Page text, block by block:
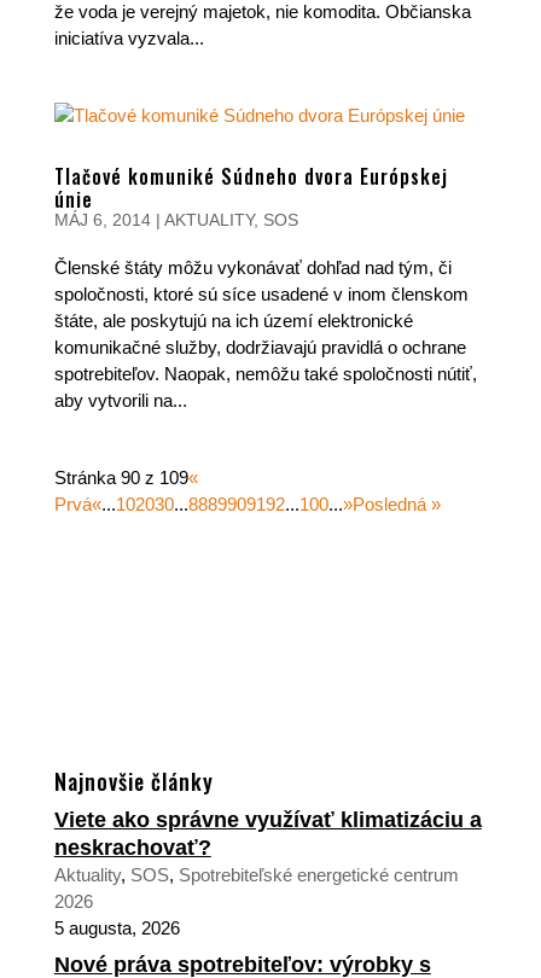
že voda je verejný majetok, nie komodita. Občianska
iniciatíva vyzvala...
Tlačové komuniké Súdneho dvora Európskej
únie
MÁJ 6, 2014| AKTUALITY, SOS
Členské štáty môžu vykonávať dohľad nad tým, či
spoločnosti, ktoré sú síce usadené v inom členskom
štáte, ale poskytujú na ich území elektronické
komunikačné služby, dodržiavajú pravidlá o ochrane
spotrebiteľov. Naopak, nemôžu také spoločnosti nútiť,
aby vytvorili na...
Stránka 90 z 109«
Prvá«...102030...8889909192...100...»Posledná »
Najnovšie články
Viete ako správne využívať klimatizáciu a
neskrachovať?
Aktuality, SOS, Spotrebiteľské energetické centrum
2026
5 augusta, 2026
Nové práva spotrebiteľov: výrobky s